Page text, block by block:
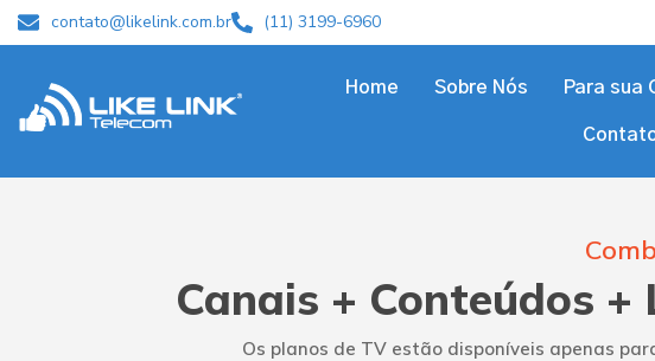
contato@likelink.com.br (11) 3199-6960
Home Sobre Nós Para sua
Canais + Conteúdos
Os planos de TV estão disponíveis apenas